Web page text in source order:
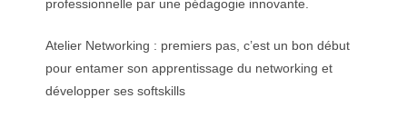
professionnelle par une pédagogie innovante.
Atelier Networking : premiers pas, c’est un bon début
pour entamer son apprentissage du networking et
développer ses softskills